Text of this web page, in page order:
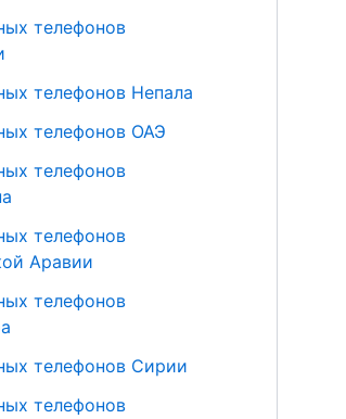
телефонов
телефонов Непала
телефонов ОАЭ
телефонов
телефонов
Аравии
телефонов
телефонов Сирии
телефонов